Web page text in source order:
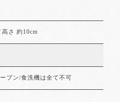
高さ 約10cm
ブン/食洗機は全て不可